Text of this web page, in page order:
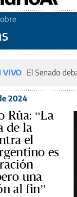
VIVO El Senado
2024
Rúa: “La
de la
el
es
una
al fin”